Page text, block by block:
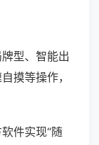
型、智能出
摸等操作，
件实现“随